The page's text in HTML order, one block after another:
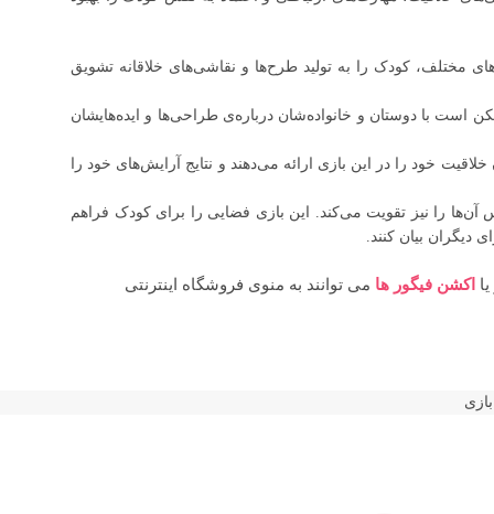
مختلف، کودک را به تولید طرح‌ها و نقاشی‌های خلاقانه تشویق
است با دوستان و خانواده‌شان درباره‌ی طراحی‌ها و ایده‌هایشان
خود را در این بازی ارائه می‌دهند و نتایج آرایش‌های خود را
آن‌ها را نیز تقویت می‌کند. این بازی فضایی را برای کودک فراهم
دیگران بیان کنند.
اکشن فیگور ها می توانند به منوی فروشگاه اینترنتی